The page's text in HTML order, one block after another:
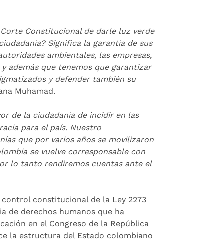
Constitucional de darle luz verde
Significa la garantía de sus
ambientales, las empresas,
además que tenemos que garantizar
y defender también su
Muhamad.
de la ciudadanía de incidir en las
para el país. Nuestro
que por varios años se movilizaron
se vuelve corresponsable con
lo tanto rendiremos cuentas ante el
constitucional de la Ley 2273
de derechos humanos que ha
en el Congreso de la República
la estructura del Estado colombiano